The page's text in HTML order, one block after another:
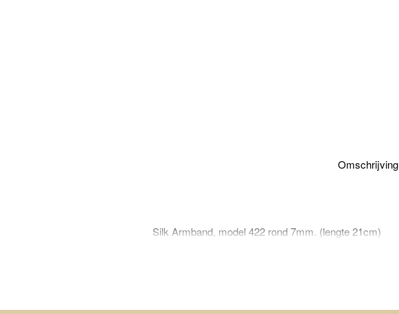
Omschrijving
Silk Armband, model 422 rond 7mm. (lengte 21cm)